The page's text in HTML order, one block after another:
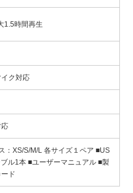
1.5時間再生
ク対応
：XS/S/M/L 各サイズ１ペア ■US
ル1本 ■ユーザーマニュアル ■製
ド